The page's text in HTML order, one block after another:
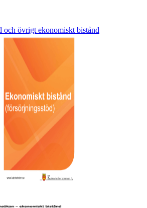
och övrigt ekonomiskt bistånd